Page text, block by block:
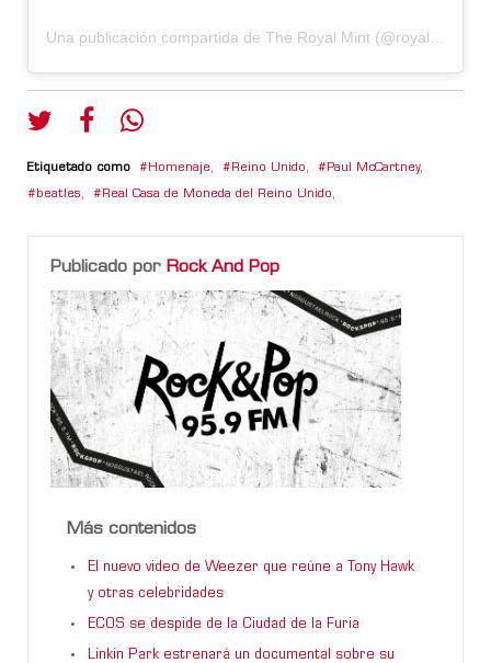
Etiquetado como Homenaje, Reino Unido, Paul McCartney,
beatles, Real Casa de Moneda del Reino Unido,
Publicado por Rock And Pop
Más contenidos
El nuevo video de Weezer que reúne a Tony Hawk
y otras celebridades
ECOS se despide de la Ciudad de la Furia
Linkin Park estrenará un documental sobre su